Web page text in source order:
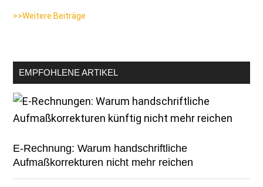
>>Weitere Beiträge
EMPFOHLENE ARTIKEL
E-Rechnung: Warum handschriftliche
Aufmaßkorrekturen nicht mehr reichen